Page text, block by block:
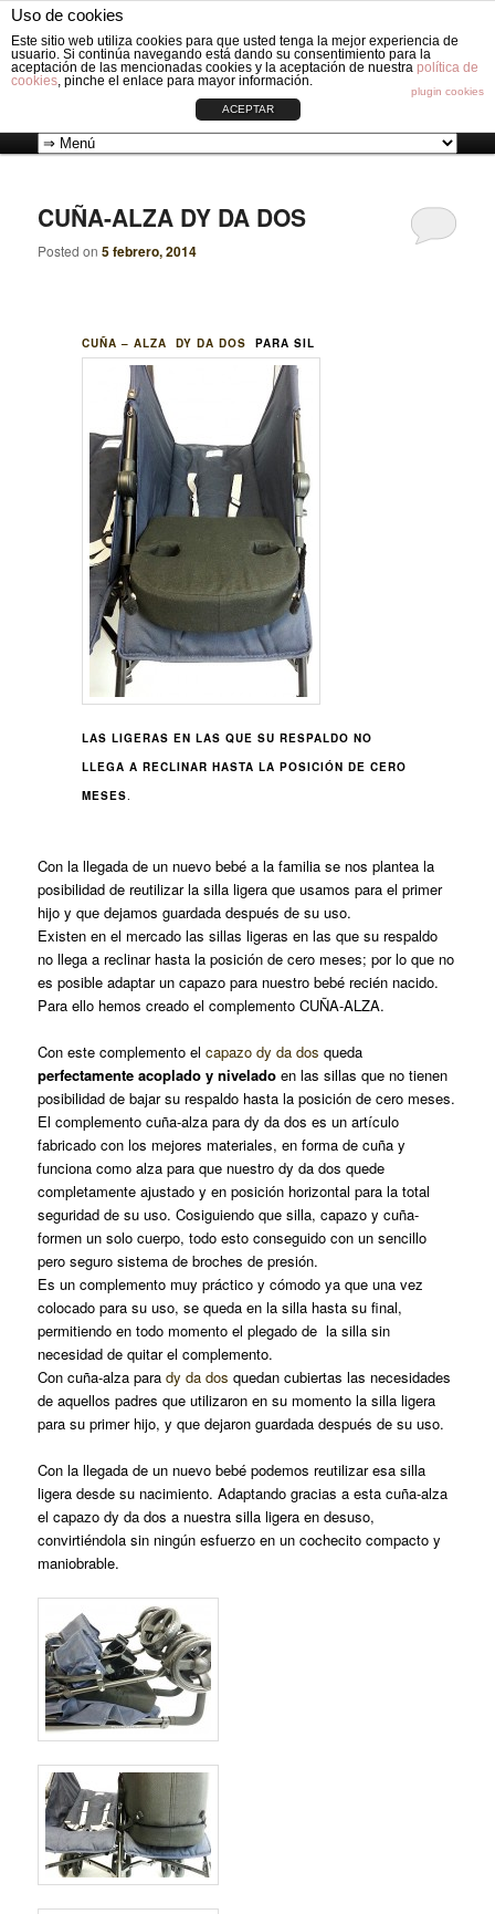
Uso de cookies
Este sitio web utiliza cookies para que usted tenga la mejor experiencia de
usuario. Si continúa navegando está dando su consentimiento para la
aceptación de las mencionadas cookies y la aceptación de nuestra política de
cookies, pinche el enlace para mayor información.
plugin cookies
ACEPTAR
VESTIDURAS ORIGINAL CIRCLE
Fabricación de vestiduras para carros de Bebé: Fundas, Sacos, Capotas,
Capazos, Sombrillas, Bolsos y Grupos cero.
principal
Ir
contenido
Ir
contenido
CUÑA-ALZA DY DA DOS
Posted on5 febrero, 2014
CUÑA – ALZA DY DA DOSPARA SIL
LAS LIGERAS EN LAS QUE SU RESPALDO NO
LLEGA A RECLINAR HASTA LA POSICIÓN DE CERO
MESES
Con la llegada de un nuevo bebé a la familia se nos plantea la
posibilidad de reutilizar la silla ligera que usamos para el primer
hijo y que dejamos guardada después de su uso.
Existen en el mercado las sillas ligeras en las que su respaldo
no llega a reclinar hasta la posición de cero meses; por lo que no
es posible adaptar un capazo para nuestro bebé recién nacido.
Para ello hemos creado el complemento CUÑA-ALZA.
Con este complemento elcapazo dy da dos queda
perfectamente acoplado y nivelado en las sillas que no tienen
posibilidad de bajar su respaldo hasta la posición de cero meses.
El complemento cuña-alza para dy da dos es un artículo
fabricado con los mejores materiales, en forma de cuña y
funciona como alza para que nuestro dy da dos quede
completamente ajustado y en posición horizontal para la total
seguridad de su uso. Cosiguiendo que silla, capazo y cuña-
formen un solo cuerpo, todo esto conseguido con un sencillo
pero seguro sistema de broches de presión.
Es un complemento muy práctico y cómodo ya que una vez
colocado para su uso, se queda en la silla hasta su final,
permitiendo en todo momento el plegado de la silla sin
necesidad de quitar el complemento.
Con cuña-alza parady da dos quedan cubiertas las necesidades
de aquellos padres que utilizaron en su momento la silla ligera
para su primer hijo, y que dejaron guardada después de su uso.
Con la llegada de un nuevo bebé podemos reutilizar esa silla
ligera desde su nacimiento. Adaptando gracias a esta cuña-alza
el capazo dy da dos a nuestra silla ligera en desuso,
convirtiéndola sin ningún esfuerzo en un cochecito compacto y
maniobrable.